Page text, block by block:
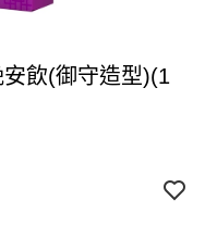
飲(御守造型)(1